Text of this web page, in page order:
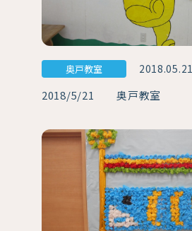
奥戸教室 2018.05.21
2018/5/21 奥戸教室